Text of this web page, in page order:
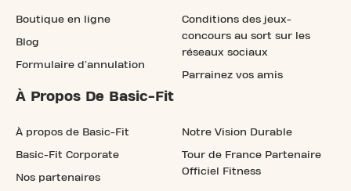
Boutique en ligne
Blog
Formulaire d'annulation
Conditions des jeux-
concours au sort sur les
réseaux sociaux
Parrainez vos amis
À Propos De Basic-Fit
À propos de Basic-Fit
Basic-Fit Corporate
Nos partenaires
Notre Vision Durable
Tour de France Partenaire
Officiel Fitness